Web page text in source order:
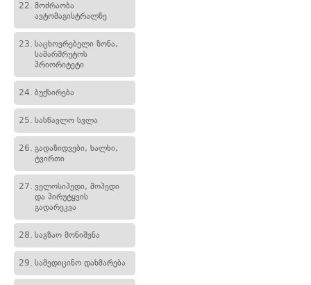
22. მოძრაობა
ავტომაგისტრალზე
23. საცხოვრებელი ზონა,
სამარშრუტოს
პრიორიტეტი
24. ბუქსირება
25. სასწავლო სვლა
26. გადაზიდვები, ხალხი,
ტვირთი
27. ველოსიპედი, მოპედი
და პირუტყვის
გადარეკვა
28. საგზაო მონიშვნა
29. სამედიცინო დახმარება